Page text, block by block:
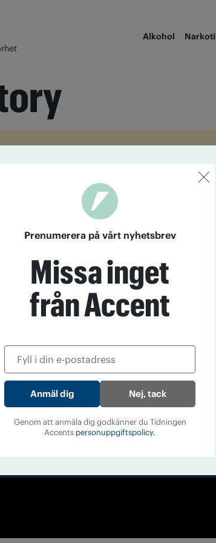
Alkohol
och nykterhet
21, 116 33 Stockholm
Barbro Janson Lundkvist,
Prenumerera på vårt nyhetsbrev
Missa inget
från Accent
Nej, tack
Genom att anmäla dig godkänner du Tidningen
Accents personuppgiftspolicy.